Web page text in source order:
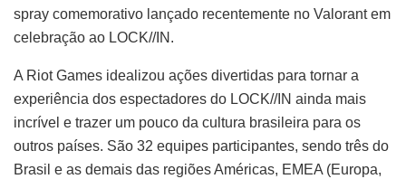
spray comemorativo lançado recentemente no Valorant em
celebração ao LOCK//IN.
A Riot Games idealizou ações divertidas para tornar a
experiência dos espectadores do LOCK//IN ainda mais
incrível e trazer um pouco da cultura brasileira para os
outros países. São 32 equipes participantes, sendo três do
Brasil e as demais das regiões Américas, EMEA (Europa,